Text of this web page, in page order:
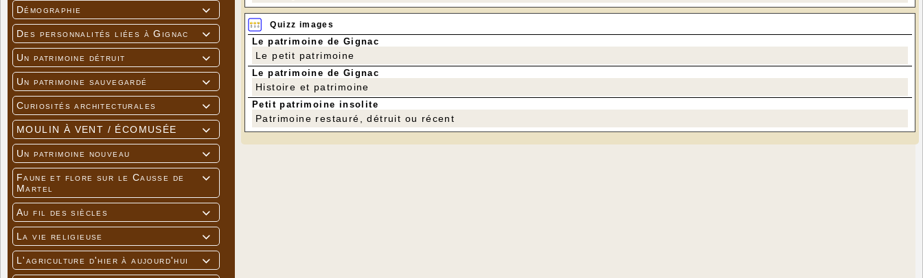

Démographie

Des personnalités liées à Gignac

Un patrimoine détruit

Un patrimoine sauvegardé

Curiosités architecturales

MOULIN À VENT / ÉCOMUSÉE

Un patrimoine nouveau

Faune et flore sur le Causse de
Martel

Au fil des siècles

La vie religieuse

L'agriculture d'hier à aujourd'hui
Quizz images
Le patrimoine de Gignac
Le petit patrimoine
Le patrimoine de Gignac
Histoire et patrimoine
Petit patrimoine insolite
Patrimoine restauré, détruit ou récent